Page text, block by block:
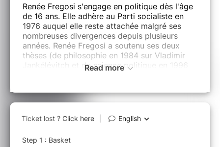
Renée Fregosi s'engage en politique dès l'âge
de 16 ans. Elle adhère au Parti socialiste en
1976 auquel elle reste attachée malgré ses
nombreuses divergences depuis plusieurs
années. Renée Fregosi a soutenu ses deux
thèses (de philosophie en 1984 sur Vladimir
Jankélévitch et de science politique en 1996
mécanismes de la disqualification des
intellectuels par assimilation à la «
fachosphère »
Read more